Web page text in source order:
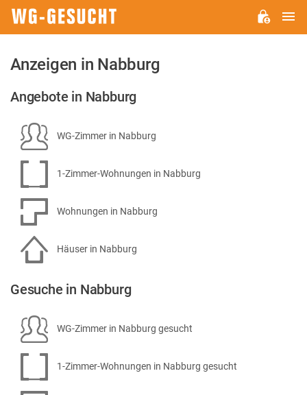
Anzeigen in Nabburg
Angebote in Nabburg
WG-Zimmer in Nabburg
1-Zimmer-Wohnungen in Nabburg
Wohnungen in Nabburg
Häuser in Nabburg
Gesuche in Nabburg
WG-Zimmer in Nabburg gesucht
1-Zimmer-Wohnungen in Nabburg gesucht